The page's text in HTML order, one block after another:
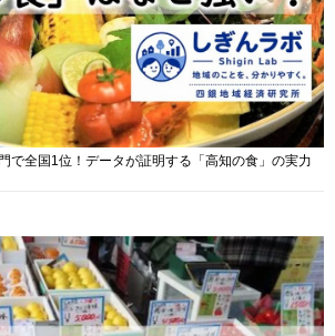
で全国1位！データが証明する「高知の食」の実力